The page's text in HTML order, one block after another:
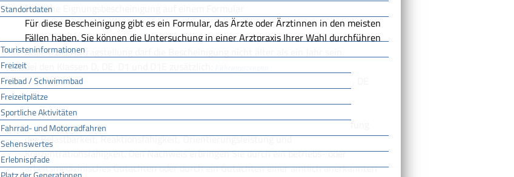
Standortdaten
Tourismus
Touristeninformationen
Freizeit
Freibad / Schwimmbad
Freizeitplätze
Sportliche Aktivitäten
Fahrrad- und Motorradfahren
Sehenswertes
Erlebnispfade
ärztliche Eignungsbescheinigung auf einem Formular
Für diese Bescheinigung gibt es ein Formular, das Ärzte oder Ärztinnen in den meisten
Fällen haben. Sie können die Untersuchung in einer Arztpraxis Ihrer Wahl durchführen
lassen. Bei Antragstellung darf die Bescheinigung nicht älter als ein Jahr sein.
bei den Klassen D, DE, D1 und D1E zusätzlich:
für Busfahrer und Busfahrerinnen mit einer Fahrerlaubnis für die Klassen D, D1, DE
und D1E ab dem Alter von 50 Jahren zusätzlich: ein leistungspsychologisches
Gutachten
Die leistungspsychologische Untersuchung enthält beispielsweise eine Überprüfung
der Belastbarkeit, Reaktionsfähigkeit, Orientierungsleistung und
Konzentrationsfähigkeit. Den Nachweis erbringen Sie durch ein betriebs- oder
arbeitsmedizinisches Gutachten oder durch ein Gutachten einer amtlich anerkannten